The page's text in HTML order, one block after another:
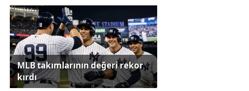
MLB takımlarının değeri rekor
kırdı